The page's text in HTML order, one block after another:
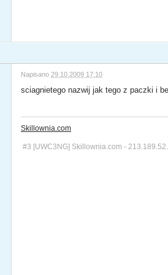
Napisano 29.10.2009 17:10
sciagnietego nazwij jak tego z paczki i
Skillownia.com
#3 [UWC3NG] Skillownia.com -